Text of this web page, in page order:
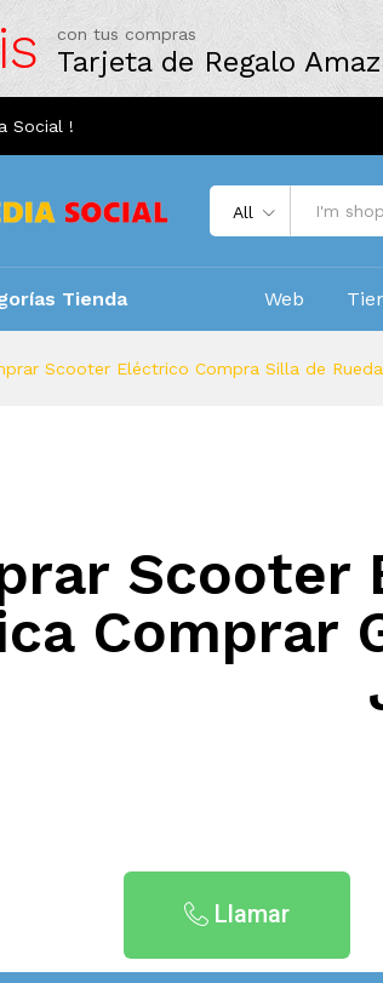
con tus compras
Tarjeta de Regalo
Social !
All
Tienda Web
Scooter Eléctrico Compra Silla de
Scooter
Comprar
Llamar